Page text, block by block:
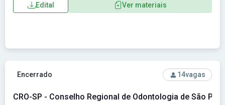
Edital Ver materiais
Ver concurso: CRO-SP - Conselho Regional de Odontologia
Encerrado 14vagas
CRO-SP - Conselho Regional de Odontologia de São